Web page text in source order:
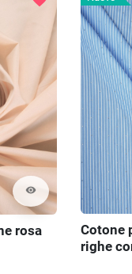
visibility
rosa
Cotone
righe